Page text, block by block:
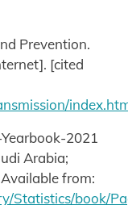
Prevention.
[cited
2021
Arabia;
from:
Statistics/book/